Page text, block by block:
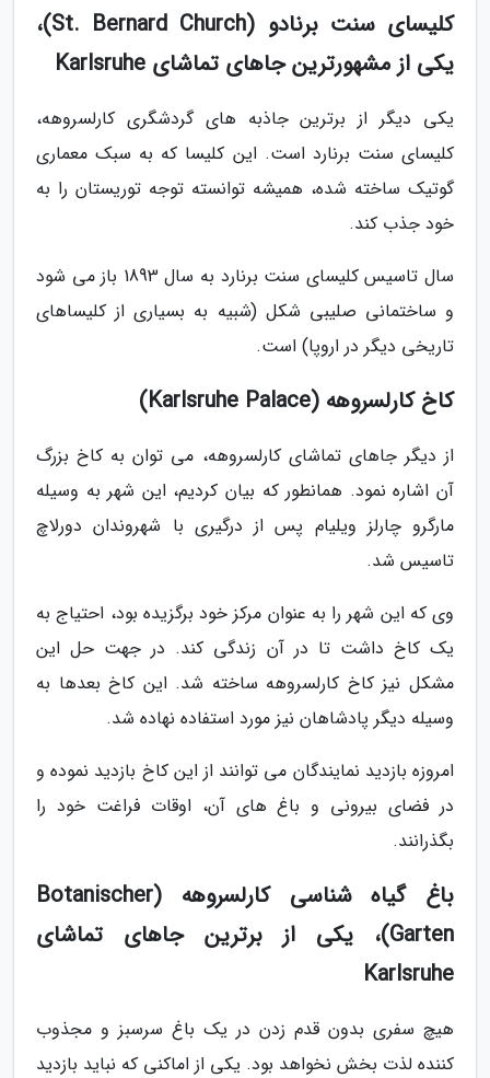
کلیسای سنت برنادو (St. Bernard Church)،
یکی از مشهورترین جاهای تماشای Karlsruhe
یکی دیگر از برترین جاذبه های گردشگری کارلسروهه،
کلیسای سنت برنارد است. این کلیسا که به سبک معماری
گوتیک ساخته شده، همیشه توانسته توجه توریستان را به
خود جذب کند.
سال تاسیس کلیسای سنت برنارد به سال 1893 باز می شود
و ساختمانی صلیبی شکل (شبیه به بسیاری از کلیساهای
تاریخی دیگر در اروپا) است.
کاخ کارلسروهه (Karlsruhe Palace)
از دیگر جاهای تماشای کارلسروهه، می توان به کاخ بزرگ
آن اشاره نمود. همانطور که بیان کردیم، این شهر به وسیله
مارگرو چارلز ویلیام پس از درگیری با شهروندان دورلاچ
تاسیس شد.
وی که این شهر را به عنوان مرکز خود برگزیده بود، احتیاج به
یک کاخ داشت تا در آن زندگی کند. در جهت حل این
مشکل نیز کاخ کارلسروهه ساخته شد. این کاخ بعدها به
وسیله دیگر پادشاهان نیز مورد استفاده نهاده شد.
امروزه بازدید نمایندگان می توانند از این کاخ بازدید نموده و
در فضای بیرونی و باغ های آن، اوقات فراغت خود را
بگذرانند.
باغ گیاه شناسی کارلسروهه (Botanischer
Garten)، یکی از برترین جاهای تماشای
Karlsruhe
هیچ سفری بدون قدم زدن در یک باغ سرسبز و مجذوب
کننده لذت بخش نخواهد بود. یکی از اماکنی که نباید بازدید